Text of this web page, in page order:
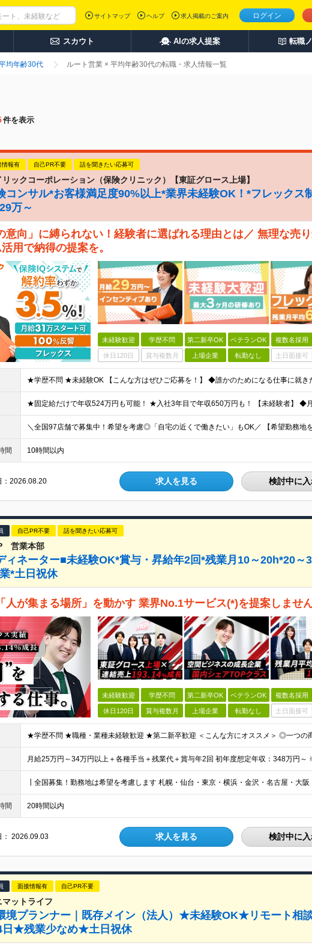
ログイン
サイトマップ ヘルプ 求人掲載のご案内
スカウト AIの求人提案 転職
均年齢30代 ルート営業 × 平均年齢30代の転職・求人情報一覧
件を表示
情報有 自己PR不要 話を聞きたい応募可
ックコーポレーション（保険クリニック）【東証グロース上場】
コンサル*お客様満足度90%以上*業界未経験OK！*フレックス
万～
意向」に縛られない！経験者に選ばれる理由とは／ 無理な売
用で納得の提案を。
未経験歓迎 学歴不問 第二新卒OK ベテランOK 複数名採用
休日120日 賞与複数月 上場企業 転勤なし 土日面接可
間 10時間以内
：2026.08.20 求人を見る 検討中に
自己PR不要 話を聞きたい応募可
営業本部
ィネーター■未経験OK*賞与・昇給年2回*残業月10～20h*20～
*土日祝休
人が集まる場所」を動かす 業界No.1サービス(*)を提案しませ
未経験歓迎 学歴不問 第二新卒OK ベテランOK 複数名採用
休日120日 賞与複数月 上場企業 転勤なし 土日面接可
間 20時間以内
：2026.09.03 求人を見る 検討中に
面接情報有 自己PR不要
ットライフ
境プランナー｜既存メイン（法人）★未経験OK★リモート相
日★残業少なめ★土日祝休